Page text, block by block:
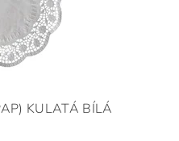
KULATÁ BÍLÁ